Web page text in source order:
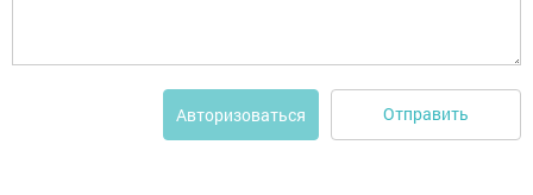
Авторизоваться Отправить